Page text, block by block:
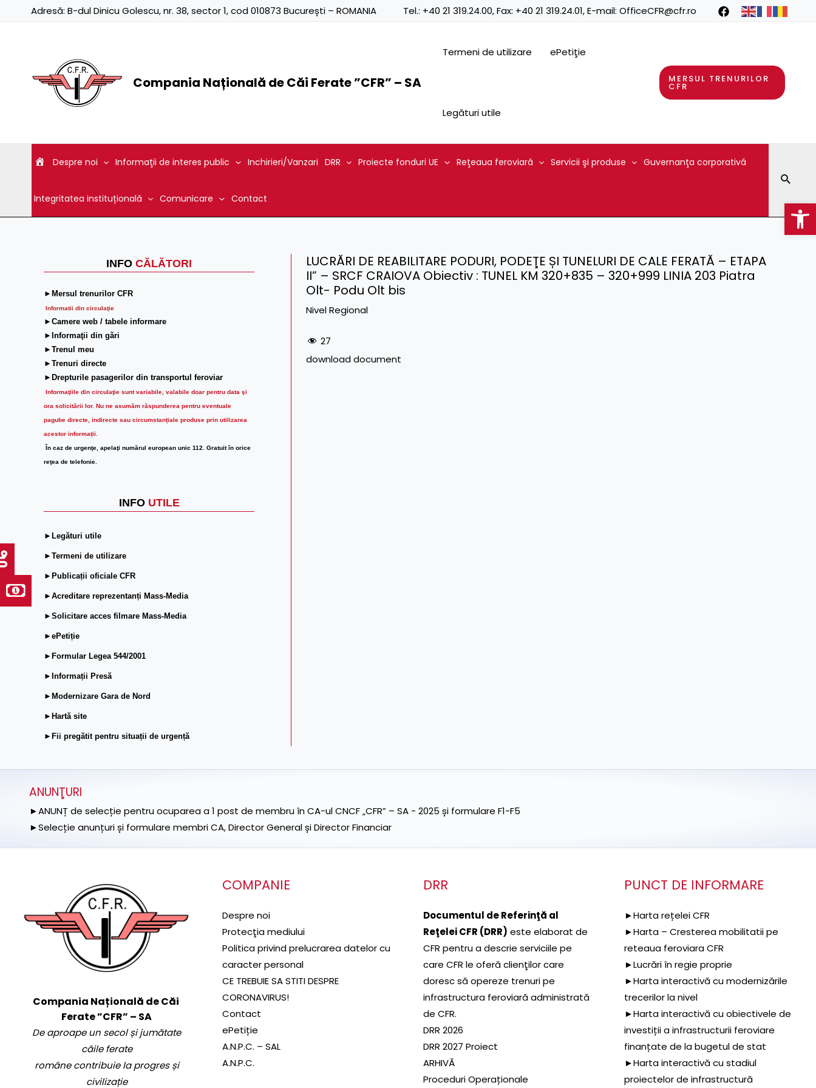
Adresă: B-dul Dinicu Golescu, nr. 38, sector 1, cod 010873 București – ROMANIA Tel.: +40 21 319.24.00, Fax: +40 21 319.24.01, E-mail: OfficeCFR@cfr.ro
Compania Națională de Căi Ferate ”CFR” – SA
Termeni de utilizare ePetiţie
Legături utile
MERSUL TRENURILOR
CFR
Despre noi Informaţii de interes public Inchirieri/Vanzari DRR Proiecte fonduri UE Reţeaua feroviară Servicii şi produse Guvernanţa corporativă
Integritatea instituțională Comunicare Contact
INFO CĂLĂTORI
►Mersul trenurilor CFR
Informatii din circulaţie
►Camere web / tabele informare
►Informaţii din gări
►Trenul meu
►Trenuri directe
►Drepturile pasagerilor din transportul feroviar
Informaţiile din circulaţie sunt variabile, valabile doar pentru data şi
ora solicitării lor. Nu ne asumăm răspunderea pentru eventuale
pagube directe, indirecte sau circumstanțiale produse prin utilizarea
acestor informații.
În caz de urgenţe, apelaţi numărul european unic 112. Gratuit în orice
reţea de telefonie.
INFO UTILE
►Legături utile
►Termeni de utilizare
►Publicații oficiale CFR
►Acreditare reprezentanți Mass-Media
►Solicitare acces filmare Mass-Media
►ePetiție
►Formular Legea 544/2001
►Informații Presă
►Modernizare Gara de Nord
►Hartă site
►Fii pregătit pentru situații de urgență
LUCRĂRI DE REABILITARE PODURI, PODEŢE ȘI TUNELURI DE CALE FERATĂ – ETAPA
II” – SRCF CRAIOVA Obiectiv : TUNEL KM 320+835 – 320+999 LINIA 203 Piatra
Olt- Podu Olt bis
Nivel Regional
27
download document
ANUNŢURI
►ANUNȚ de selecție pentru ocuparea a 1 post de membru în CA-ul CNCF „CFR” – SA - 2025 și formulare F1-F5
►Selecție anunțuri și formulare membri CA, Director General și Director Financiar
Compania Națională de Căi
Ferate ”CFR” – SA
De aproape un secol și jumătate
căile ferate
române contribuie la progres și
civilizație
COMPANIE
Despre noi
Protecţia mediului
Politica privind prelucrarea datelor cu
caracter personal
CE TREBUIE SA STITI DESPRE
CORONAVIRUS!
Contact
ePetiție
A.N.P.C. – SAL
A.N.P.C.
DRR
Documentul de Referinţă al
Reţelei CFR (DRR) este elaborat de
CFR pentru a descrie serviciile pe
care CFR le oferă clienţilor care
doresc să opereze trenuri pe
infrastructura feroviară administrată
de CFR.
DRR 2026
DRR 2027 Proiect
ARHIVĂ
Proceduri Operaționale
PUNCT DE INFORMARE
►Harta rețelei CFR
►Harta – Cresterea mobilitatii pe
reteaua feroviara CFR
►Lucrări în regie proprie
►Harta interactivă cu modernizările
trecerilor la nivel
►Harta interactivă cu obiectivele de
investiții a infrastructurii feroviare
finanțate de la bugetul de stat
►Harta interactivă cu stadiul
proiectelor de infrastructură